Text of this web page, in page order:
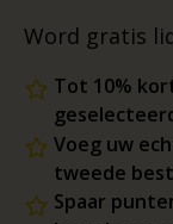
Word gratis
Tot 10%
Voeg uw
tweede
Spaar